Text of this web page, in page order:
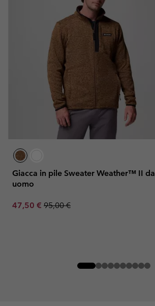
Giacca in pile Sweater Weather™ II da
uomo
Sale price:
47,50 € Regular price:
95,00 €